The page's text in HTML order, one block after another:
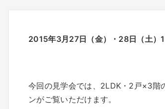
2015年3月27日（金）・28日（土）
今回の見学会では、2LDK・2戸×3階
ンがご覧いただけます。